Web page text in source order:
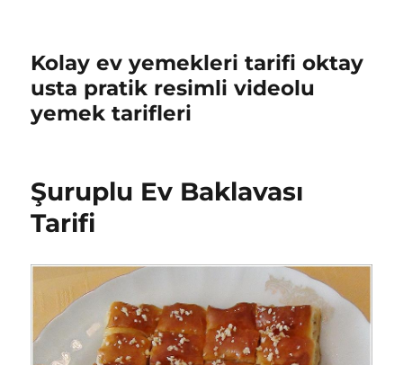
Kolay ev yemekleri tarifi oktay
usta pratik resimli videolu
yemek tarifleri
Şuruplu Ev Baklavası
Tarifi